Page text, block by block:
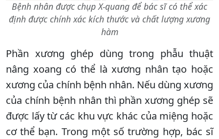
Bệnh nhân được chụp X-quang để bác sĩ có thể xác
định được chính xác kích thước và chất lượng xương
hàm
Phần xương ghép dùng trong phẫu thuật
nâng xoang có thể là xương nhân tạo hoặc
xương của chính bệnh nhân. Nếu dùng xương
của chính bệnh nhân thì phần xương ghép sẽ
được lấy từ các khu vực khác của miệng hoặc
cơ thể bạn. Trong một số trường hợp, bác sĩ